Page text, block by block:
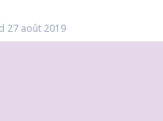
27 août 2019